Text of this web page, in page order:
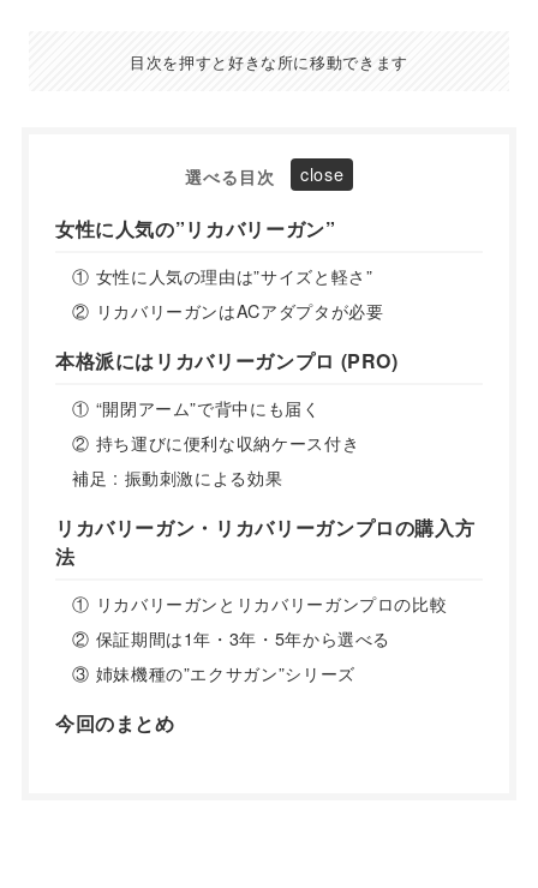
目次を押すと好きな所に移動できます
選べる目次
女性に人気の”リカバリーガン”
① 女性に人気の理由は”サイズと軽さ”
② リカバリーガンはACアダプタが必要
本格派にはリカバリーガンプロ (PRO)
① “開閉アーム”で背中にも届く
② 持ち運びに便利な収納ケース付き
補足 : 振動刺激による効果
リカバリーガン・リカバリーガンプロの購入方
法
① リカバリーガンとリカバリーガンプロの比較
② 保証期間は1年・3年・5年から選べる
③ 姉妹機種の”エクサガン”シリーズ
今回のまとめ